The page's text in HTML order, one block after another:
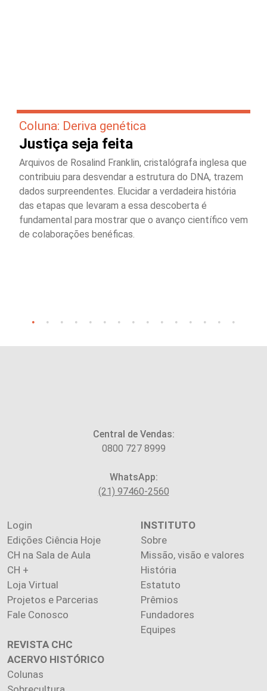
Coluna: Deriva genética
Justiça seja feita
Arquivos de Rosalind Franklin, cristalógrafa inglesa que
contribuiu para desvendar a estrutura do DNA, trazem
dados surpreendentes. Elucidar a verdadeira história
das etapas que levaram a essa descoberta é
fundamental para mostrar que o avanço científico vem
de colaborações benéficas.
Central de Vendas:
0800 727 8999
WhatsApp:
(21) 97460-2560
Login
Edições Ciência Hoje
CH na Sala de Aula
CH +
Loja Virtual
Projetos e Parcerias
Fale Conosco
INSTITUTO
Sobre
Missão, visão e valores
História
Estatuto
Prêmios
Fundadores
Equipes
REVISTA CHC
ACERVO HISTÓRICO
Colunas